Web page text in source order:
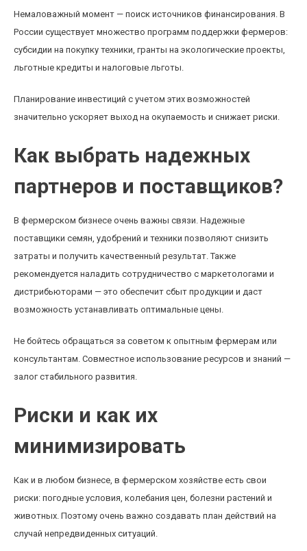
Немаловажный момент — поиск источников финансирования. В
России существует множество программ поддержки фермеров:
субсидии на покупку техники, гранты на экологические проекты,
льготные кредиты и налоговые льготы.
Планирование инвестиций с учетом этих возможностей
значительно ускоряет выход на окупаемость и снижает риски.
Как выбрать надежных
партнеров и поставщиков?
В фермерском бизнесе очень важны связи. Надежные
поставщики семян, удобрений и техники позволяют снизить
затраты и получить качественный результат. Также
рекомендуется наладить сотрудничество с маркетологами и
дистрибьюторами — это обеспечит сбыт продукции и даст
возможность устанавливать оптимальные цены.
Не бойтесь обращаться за советом к опытным фермерам или
консультантам. Совместное использование ресурсов и знаний —
залог стабильного развития.
Риски и как их
минимизировать
Как и в любом бизнесе, в фермерском хозяйстве есть свои
риски: погодные условия, колебания цен, болезни растений и
животных. Поэтому очень важно создавать план действий на
случай непредвиденных ситуаций.